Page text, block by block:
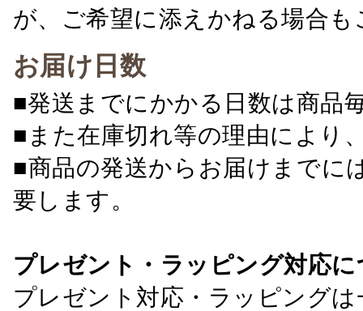
が、ご希望に添えかねる場合
お届け日数
■発送までにかかる日数は商品
■また在庫切れ等の理由により
■商品の発送からお届けまでに
要します。
プレゼント・ラッピング対応
プレゼント対応・ラッピング